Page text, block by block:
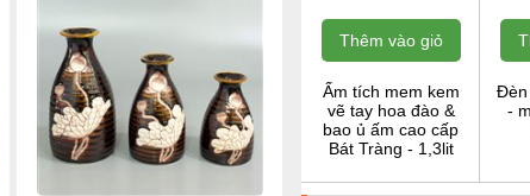
Thêm vào giỏ
Ấm tích mem kem
vẽ tay hoa đào &
bao ủ ấm cao cấp
Bát Tràng - 1,3lit
Đèn
-